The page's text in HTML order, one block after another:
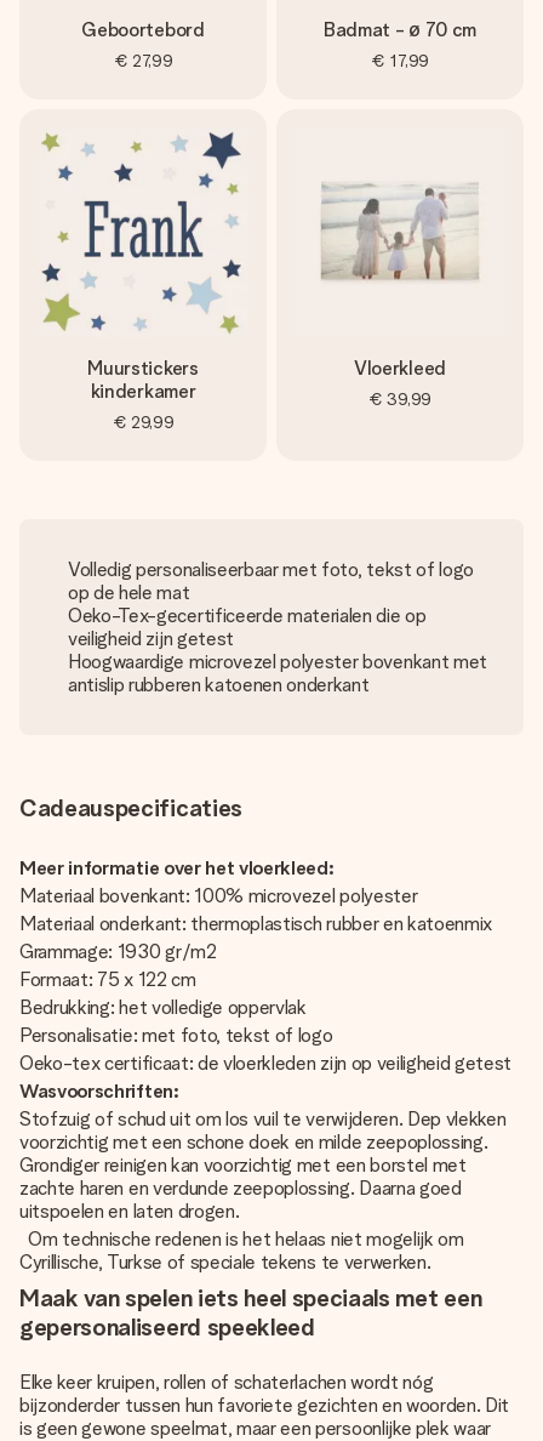
Geboortebord
€ 27,99
Badmat - ø 70 cm
€ 17,99
Muurstickers
kinderkamer
€ 29,99
Vloerkleed
€ 39,99
Volledig personaliseerbaar met foto, tekst of logo
op de hele mat
Oeko-Tex-gecertificeerde materialen die op
veiligheid zijn getest
Hoogwaardige microvezel polyester bovenkant met
antislip rubberen katoenen onderkant
Cadeauspecificaties
Meer informatie over het vloerkleed:
Materiaal bovenkant: 100% microvezel polyester
Materiaal onderkant: thermoplastisch rubber en katoenmix
Grammage: 1930 gr/m2
Formaat: 75 x 122 cm
Bedrukking: het volledige oppervlak
Personalisatie: met foto, tekst of logo
Oeko-tex certificaat: de vloerkleden zijn op veiligheid getest
Wasvoorschriften:
Stofzuig of schud uit om los vuil te verwijderen. Dep vlekken
voorzichtig met een schone doek en milde zeepoplossing.
Grondiger reinigen kan voorzichtig met een borstel met
zachte haren en verdunde zeepoplossing. Daarna goed
uitspoelen en laten drogen.
Om technische redenen is het helaas niet mogelijk om
Cyrillische, Turkse of speciale tekens te verwerken.
Maak van spelen iets heel speciaals met een
gepersonaliseerd speekleed
Elke keer kruipen, rollen of schaterlachen wordt nóg
bijzonderder tussen hun favoriete gezichten en woorden. Dit
is geen gewone speelmat, maar een persoonlijke plek waar